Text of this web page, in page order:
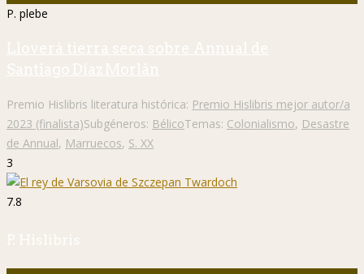
P. plebe
Lloverá tierra seca sobre Annual de
Santiago Díaz Morlán
Premio Hislibris literatura histórica: Premio Hislibris mejor autor/a
2023 (finalista)Subgéneros: BélicoTemas: Colonialismo, Desastre
de Annual, Marruecos, S. XX
3
7.8
P. Hislibris